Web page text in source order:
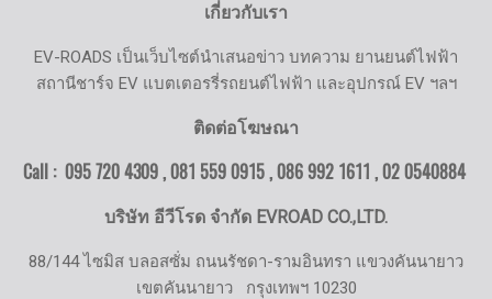
เกี่ยวกับเรา
EV-ROADS เป็นเว็บไซต์นำเสนอข่าว บทความ ยานยนต์ไฟฟ้า
สถานีชาร์จ EV แบตเตอรรี่รถยนต์ไฟฟ้า และอุปกรณ์ EV ฯลฯ
ติดต่อโฆษณา
Call : 095 720 4309 , 081 559 0915 , 086 992 1611 ,02 0540884
บริษัท อีวีโรด จำกัด EVROAD CO.,LTD.
88/144 ไซมิส บลอสซั่ม ถนนรัชดา-รามอินทรา แขวงคันนายาว
เขตคันนายาว กรุงเทพฯ 10230